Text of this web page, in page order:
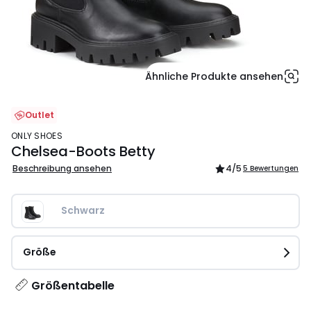
Ähnliche Produkte ansehen
Outlet
ONLY SHOES
Chelsea-Boots Betty
Beschreibung ansehen 4/5 5 Bewertungen
Schwarz
Größe
Größentabelle